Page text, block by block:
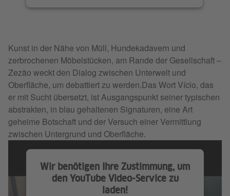
Kunst in der Nähe von Müll, Hundekadavern und
zerbrochenen Möbelstücken, am Rande der Gesellschaft –
Zezão weckt den Dialog zwischen Unterwelt und
Oberfläche, um debattiert zu werden.Das Wort Vício, das
er mit Sucht übersetzt, ist Ausgangspunkt seiner typischen
abstrakten, in blau gehaltenen Signaturen, eine Art
geheime Botschaft und der Versuch einer Vermittlung
zwischen Untergrund und Oberfläche.
Wir benötigen Ihre Zustimmung, um
den YouTube Video-Service zu
laden!